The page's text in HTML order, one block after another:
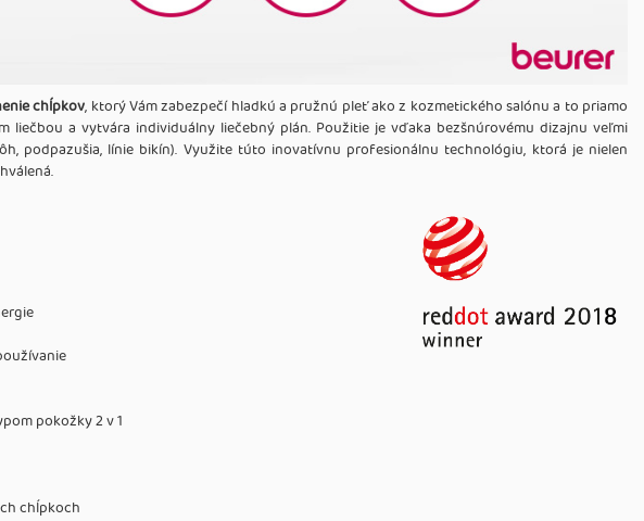
chĺpkov, ktorý Vám zabezpečí hladkú a pružnú pleť ako z kozmetického salónu a to priamo
liečbou a vytvára individuálny liečebný plán. Použitie je vďaka bezšnúrovému dizajnu veľmi
podpazušia, línie bikín). Využite túto inovatívnu profesionálnu technológiu, ktorá je nielen
pokožky 2 v 1
chĺpkoch